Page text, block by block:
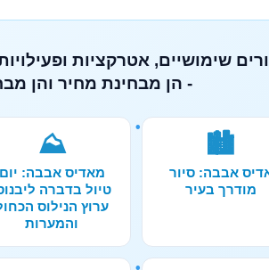
שימושיים, אטרקציות
- הן מבחינת מחיר והן
🏙️
אבבה: סיור
מודרך בעיר
⛰️
מאדיס אבבה: יום
טיול בדברה
ערוץ הנילוס
והמערות